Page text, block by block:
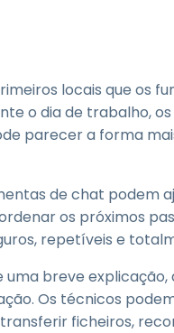
a
Explore
locais que os
o dia de trabalho,
parecer a forma
de chat podem
os próximos
repetíveis e
breve
Os técnicos
ficheiros,